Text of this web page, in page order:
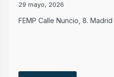
29 mayo, 2026
FEMP Calle Nuncio, 8. Madrid